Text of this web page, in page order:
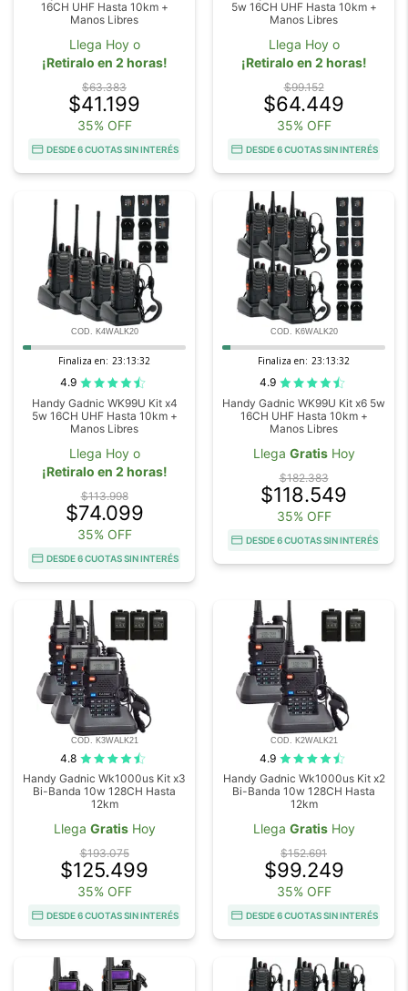
16CH UHF Hasta 10km +
Manos Libres
Llega Hoy o
¡Retiralo en 2 horas!
$63.383
$41.199
35% OFF
DESDE 6 CUOTAS SIN INTERÉS
5w 16CH UHF Hasta 10km +
Manos Libres
Llega Hoy o
¡Retiralo en 2 horas!
$99.152
$64.449
35% OFF
DESDE 6 CUOTAS SIN INTERÉS
COD. K4WALK20
Finaliza en: 23:13:31
4.9
Handy Gadnic WK99U Kit x4
5w 16CH UHF Hasta 10km +
Manos Libres
Llega Hoy o
¡Retiralo en 2 horas!
$113.998
$74.099
35% OFF
DESDE 6 CUOTAS SIN INTERÉS
COD. K6WALK20
Finaliza en: 23:13:31
4.9
Handy Gadnic WK99U Kit x6 5w
16CH UHF Hasta 10km +
Manos Libres
Llega GratisHoy
$182.383
$118.549
35% OFF
DESDE 6 CUOTAS SIN INTERÉS
COD. K3WALK21
4.8
Handy Gadnic Wk1000us Kit x3
Bi-Banda 10w 128CH Hasta
12km
Llega GratisHoy
$193.075
$125.499
35% OFF
DESDE 6 CUOTAS SIN INTERÉS
COD. K2WALK21
4.9
Handy Gadnic Wk1000us Kit x2
Bi-Banda 10w 128CH Hasta
12km
Llega GratisHoy
$152.691
$99.249
35% OFF
DESDE 6 CUOTAS SIN INTERÉS